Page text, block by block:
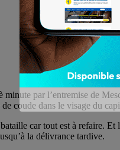
par l’entremise de
coude dans le visage du
car tout est à refaire.
la délivrance tardive.